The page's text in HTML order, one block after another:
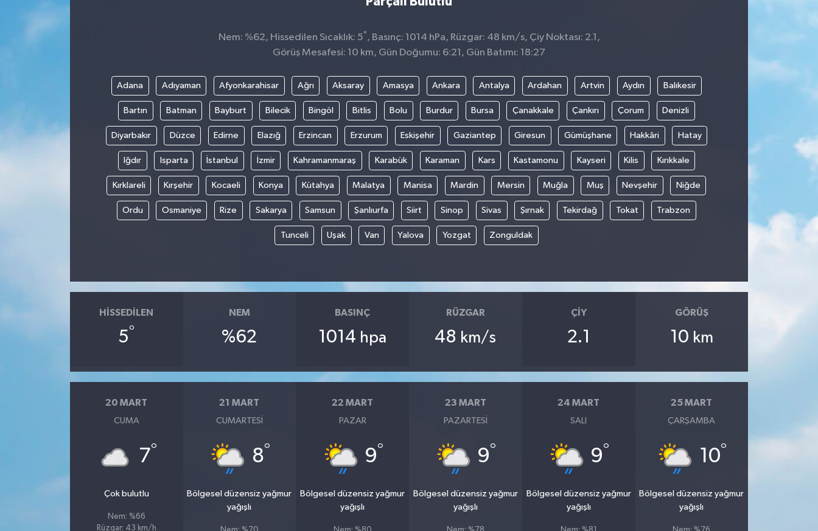
Nem: %62, Hissedilen Sıcaklık: 5° , Basınç: 1014 hPa, Rüzgar: 48 km/s, Çiy Noktası: 2.1,
Görüş Mesafesi: 10 km, Gün Doğumu: 6:21, Gün Batımı: 18:27
Adana Adıyaman Afyonkarahisar Ağrı Aksaray Amasya Ankara Antalya Ardahan Artvin Aydın Balıkesir
Bartın Batman Bayburt Bilecik Bingöl Bitlis Bolu Burdur Bursa Çanakkale Çankırı Çorum Denizli
Diyarbakır Düzce Edirne Elazığ Erzincan Erzurum Eskişehir Gaziantep Giresun Gümüşhane Hakkâri Hatay
Iğdır Isparta İstanbul İzmir Kahramanmaraş Karabük Karaman Kars Kastamonu Kayseri Kilis Kırıkkale
Kırklareli Kırşehir Kocaeli Konya Kütahya Malatya Manisa Mardin Mersin Muğla Muş Nevşehir Niğde
Ordu Osmaniye Rize Sakarya Samsun Şanlıurfa Siirt Sinop Sivas Şırnak Tekirdağ Tokat Trabzon
Tunceli Uşak Van Yalova Yozgat Zonguldak
HISSEDILEN
5°
NEM
%62
BASINÇ
1014 hpa
RÜZGAR
48 km/s
ÇIY
2.1
GÖRÜŞ
10 km
20 MART
CUMA
7°
Çok bulutlu
Nem: %66
Rüzgar: 43 km/h
21 MART
CUMARTESI
8°
Bölgesel düzensiz yağmur
yağışlı
22 MART
PAZAR
9°
Bölgesel düzensiz yağmur
yağışlı
23 MART
PAZARTESI
9°
Bölgesel düzensiz yağmur
yağışlı
24 MART
SALI
9°
Bölgesel düzensiz yağmur
yağışlı
25 MART
ÇARŞAMBA
10°
Bölgesel düzensiz yağmur
yağışlı